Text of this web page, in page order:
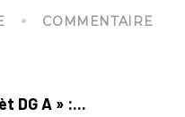
COMMENTAIRE
DG A » :...